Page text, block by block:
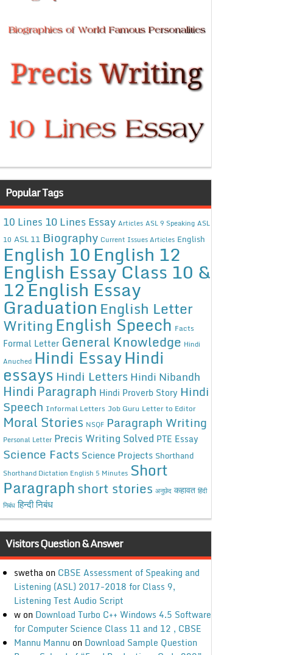
Popular Tags
10 Lines 10 Lines Essay Articles ASL 9 Speaking ASL
10 ASL 11 Biography Current Issues Articles English
English 10English 12
English Essay Class 10 &
12English Essay
Graduation English Letter
WritingEnglish Speech Facts
Formal Letter General Knowledge Hindi
Anuched Hindi EssayHindi
essays Hindi Letters Hindi Nibandh
Hindi Paragraph Hindi Proverb Story Hindi
Speech Informal Letters Job Guru Letter to Editor
Moral Stories NSQF Paragraph Writing
Personal Letter Precis Writing Solved PTE Essay
Science Facts Science Projects Shorthand
Shorthand Dictation English 5 Minutes Short
Paragraphshort stories अनुछेद कहावत हिंदी
निबंध हिन्दी निबंध
Visitors Question & Answer
swethaon CBSE Assessment of Speaking and
Listening (ASL) 2017-2018 for Class 9,
Listening Test Audio Script
won Download Turbo C++ Windows 4.5 Software
for Computer Science Class 11 and 12 , CBSE
Mannu Mannu on Download Sample Question